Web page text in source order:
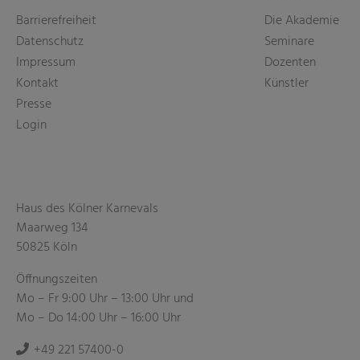
Barrierefreiheit
Datenschutz
Impressum
Kontakt
Presse
Login
Die Akademie
Seminare
Dozenten
Künstler
Haus des Kölner Karnevals
Maarweg 134
50825 Köln
Öffnungszeiten
Mo – Fr 9:00 Uhr – 13:00 Uhr und
Mo – Do 14:00 Uhr – 16:00 Uhr
+49 221 57400-0